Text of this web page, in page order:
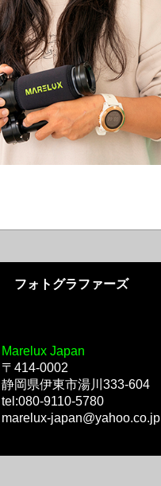
フォトグラファーズ
Marelux Japan
〒414-0002
静岡県伊東市湯川333-604
tel:080-9110-5780
marelux-japan@yahoo.co.jp